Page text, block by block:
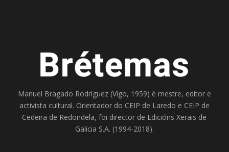
Manuel Bragado Rodríguez (Vigo, 1959) é mestre, editor e
activista cultural. Orientador do CEIP de Laredo e CEIP de
Cedeira de Redondela, foi director de Edicións Xerais de
Galicia S.A. (1994-2018).